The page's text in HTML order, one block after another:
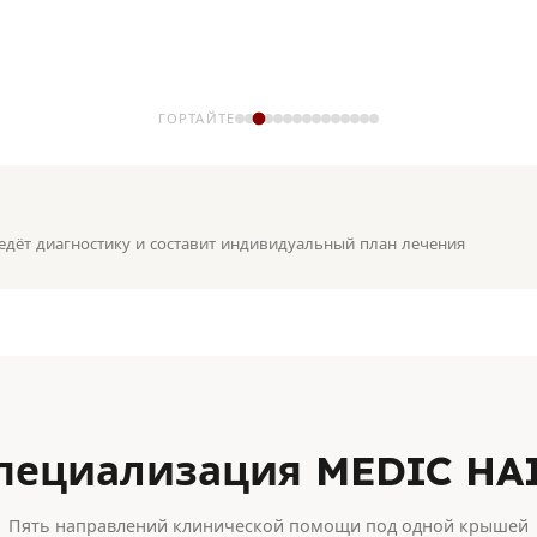
ГОРТАЙТЕ
диагностику и составит индивидуальный план лечения
MEDIC
Пять направлений клинической помощи под одной крышей